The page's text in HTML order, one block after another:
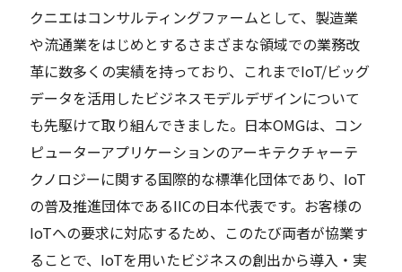
クニエはコンサルティングファームとして、製造業
や流通業をはじめとするさまざまな領域での業務改
革に数多くの実績を持っており、これまでIoT/ビッグ
データを活用したビジネスモデルデザインについて
も先駆けて取り組んできました。日本OMGは、コン
ピューターアプリケーションのアーキテクチャー​テ
クノロジーに関する国際的な標準化団体であり、IoT
の普及推進団体であるIICの日本代表です。お客様の
IoTへの要求に対応するため、このたび両者が協業す
ることで、IoTを用いたビジネスの創出から導入・実